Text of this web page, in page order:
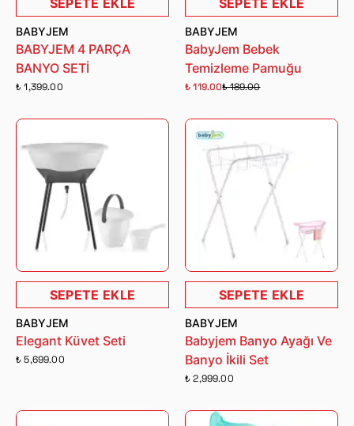
SEPETE EKLE
BABYJEM
BABYJEM 4 PARÇA
BANYO SETİ
₺ 1,399.00
SEPETE EKLE
BABYJEM
BabyJem Bebek
Temizleme Pamuğu
₺ 119.00₺ 189.00
SEPETE EKLE
BABYJEM
Elegant Küvet Seti
₺ 5,699.00
SEPETE EKLE
BABYJEM
Babyjem Banyo Ayağı Ve
Banyo İkili Set
₺ 2,999.00